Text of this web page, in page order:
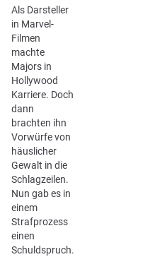
Als Darsteller
in Marvel-
Filmen
machte
Majors in
Hollywood
Karriere. Doch
dann
brachten ihn
Vorwürfe von
häuslicher
Gewalt in die
Schlagzeilen.
Nun gab es in
einem
Strafprozess
einen
Schuldspruch.